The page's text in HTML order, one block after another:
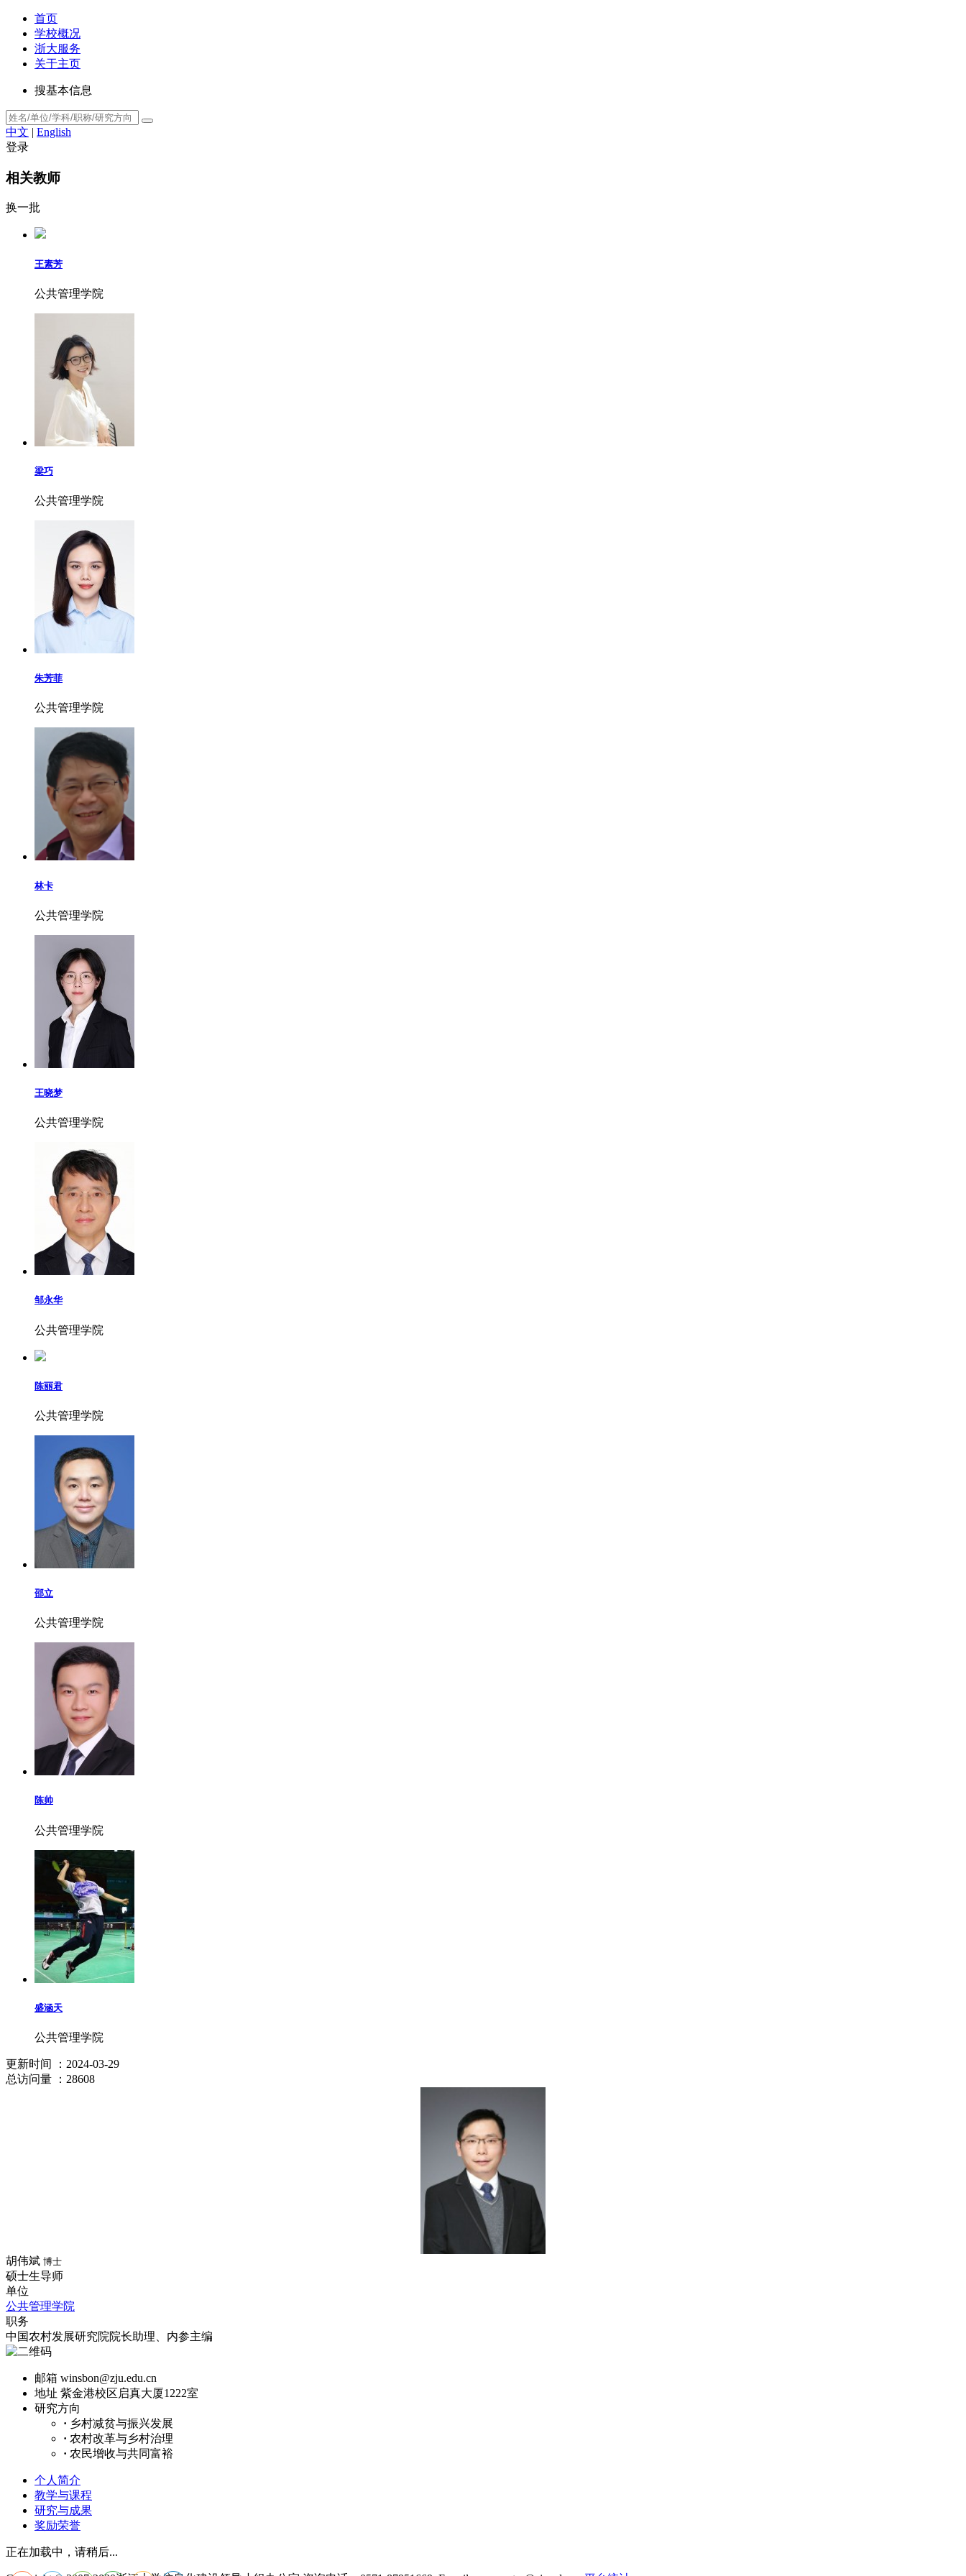
首页
学校概况
浙大服务
关于主页
搜基本信息
中文 | English
登录
相关教师
换一批
王素芳
公共管理学院
梁巧
公共管理学院
朱芳菲
公共管理学院
林卡
公共管理学院
王晓梦
公共管理学院
邹永华
公共管理学院
陈丽君
公共管理学院
邵立
公共管理学院
陈帅
公共管理学院
盛涵天
公共管理学院
更新时间
：2024-03-29
总访问量 ：28608
胡伟斌 博士
硕士生导师
单位
公共管理学院
职务
中国农村发展研究院院长助理、内参主编
邮箱 winsbon@zju.edu.cn
地址 紫金港校区启真大厦1222室
研究方向
· 乡村减贫与振兴发展
· 农村改革与乡村治理
· 农民增收与共同富裕
个人简介
教学与课程
研究与成果
奖励荣誉
正在加载中，请稍后...